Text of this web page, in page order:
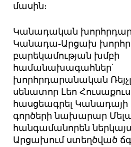
մասին։
Կանադական
Կանադա-Արցախ
բարեկամության խմբի
համանախագահներ՝
խորհրդարանական
սենատոր Լեո
հասցեագրել
գործերի նախարար
հանգամանորեն
Արցախում ստեղծված